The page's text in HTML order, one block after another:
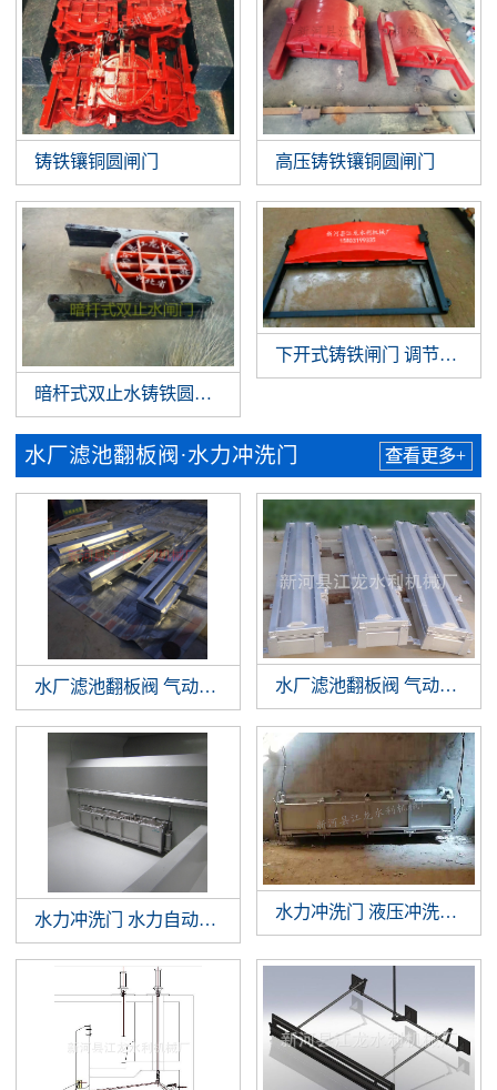
铸铁镶铜圆闸门 高压铸铁镶铜圆闸门
暗杆式双止水铸铁圆闸门
下开式铸铁闸门 调节堰门
水厂滤池翻板阀·水力冲洗门 查看更多+
水厂滤池翻板阀 气动翻板阀
水力冲洗门 水力自动冲洗门 门式冲洗系统 调蓄池门式冲洗
水力冲洗门 液压冲洗拍门